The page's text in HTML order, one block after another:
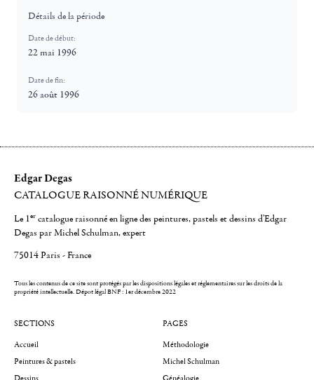
Détails de la période
Date de début:
22 mai 1996
Date de fin:
26 août 1996
Edgar Degas
CATALOGUE RAISONNÉ NUMÉRIQUE
Le 1er catalogue raisonné en ligne des peintures, pastels et dessins d'Edgar
Degas par Michel Schulman, expert
75014 Paris - France
Tous les contenus de ce site sont protégés par les dispositions légales et réglementaires sur les droits de la
propriété intellectuelle.Dépot légal BNF : 1er décembre 2022
SECTIONS
Accueil
Peintures & pastels
PAGES
Méthodologie
Michel Schulman